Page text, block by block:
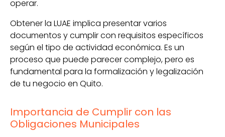
operar.
Obtener la LUAE implica presentar varios
documentos y cumplir con requisitos específicos
según el tipo de actividad económica. Es un
proceso que puede parecer complejo, pero es
fundamental para la formalización y legalización
de tu negocio en Quito.
Importancia de Cumplir con las
Obligaciones Municipales